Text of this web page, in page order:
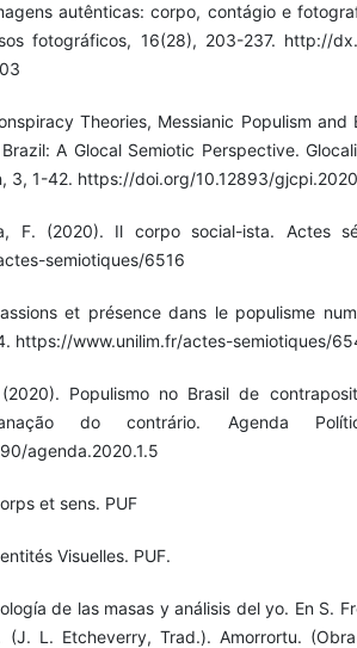
autênticas: corpo, contágio e
fotográficos, 16(28), 203-237. http://
Theories, Messianic Populism and
A Glocal Semiotic Perspective.
3, 1-42. https://doi.org/10.12893/
F. (2020). Il corpo social-ista. Actes
semiotiques/6516
et présence dans le populisme
https://www.unilim.fr/actes-semiotiques/
Populismo no Brasil de
do contrário. Agenda
agenda.2020.1.5
et sens. PUF
Visuelles. PUF.
de las masas y análisis del yo. En S.
L. Etcheverry, Trad.). Amorrortu.